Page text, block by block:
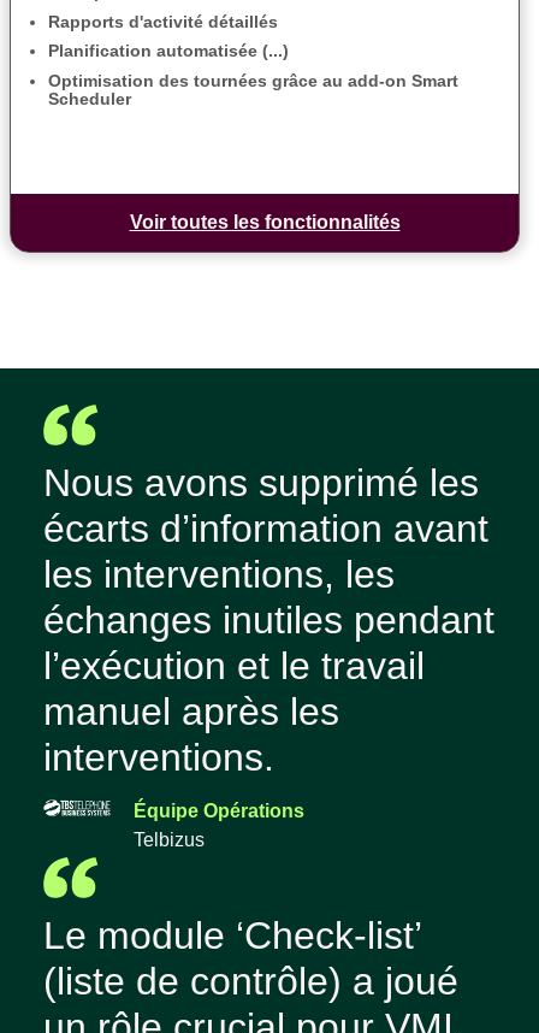
Rapports d'activité détaillés
Planification automatisée (...)
Optimisation des tournées grâce au add-on Smart
Scheduler
Voir toutes les fonctionnalités
Nous avons supprimé les
écarts d’information avant
les interventions, les
échanges inutiles pendant
l’exécution et le travail
manuel après les
interventions.
Équipe Opérations
Telbizus
Le module ‘Check-list’
(liste de contrôle) a joué